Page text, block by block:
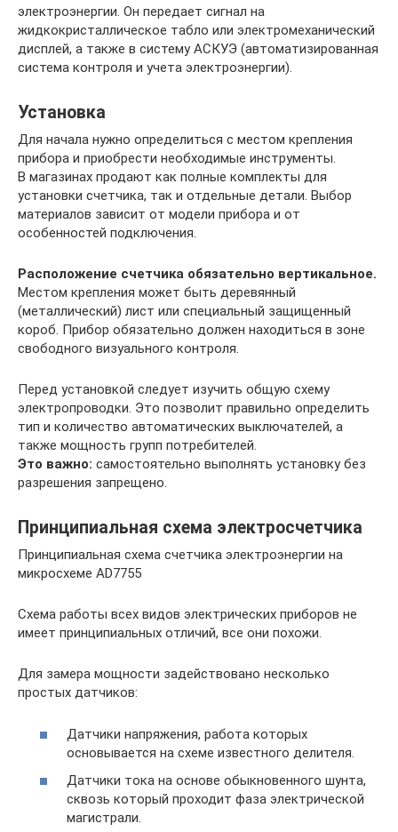
электроэнергии. Он передает сигнал на
жидкокристаллическое табло или электромеханический
дисплей, а также в систему АСКУЭ (автоматизированная
система контроля и учета электроэнергии).
Установка
Для начала нужно определиться с местом крепления
прибора и приобрести необходимые инструменты.
В магазинах продают как полные комплекты для
установки счетчика, так и отдельные детали. Выбор
материалов зависит от модели прибора и от
особенностей подключения.
Расположение счетчика обязательно вертикальное.
Местом крепления может быть деревянный
(металлический) лист или специальный защищенный
короб. Прибор обязательно должен находиться в зоне
свободного визуального контроля.
Перед установкой следует изучить общую схему
электропроводки. Это позволит правильно определить
тип и количество автоматических выключателей, а
также мощность групп потребителей.
Это важно: самостоятельно выполнять установку без
разрешения запрещено.
Принципиальная схема электросчетчика
Принципиальная схема счетчика электроэнергии на
микросхеме AD7755
Схема работы всех видов электрических приборов не
имеет принципиальных отличий, все они похожи.
Для замера мощности задействовано несколько
простых датчиков:
Датчики напряжения, работа которых
основывается на схеме известного делителя.
Датчики тока на основе обыкновенного шунта,
сквозь который проходит фаза электрической
магистрали.